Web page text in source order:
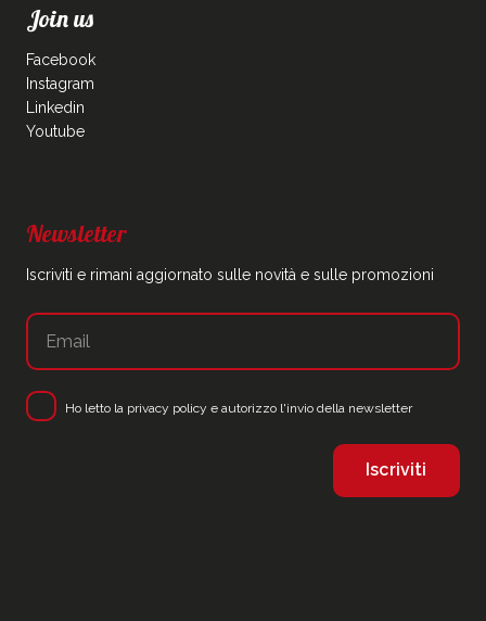
Join us
Facebook
Instagram
Linkedin
Youtube
Newsletter
Iscriviti e rimani aggiornato sulle novità e sulle promozioni
Ho letto la privacy policy e autorizzo l'invio della newsletter